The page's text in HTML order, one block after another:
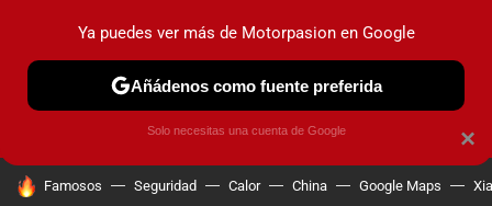
PRUEBAS COCHES ELÉCTRICOS OBSERVATORIO
HOY SE HABLA DE
Famosos Seguridad Calor China Google Maps
×
Ya puedes ver más de Motorpasion en Google
Añádenos como fuente preferida
Solo necesitas una cuenta de Google